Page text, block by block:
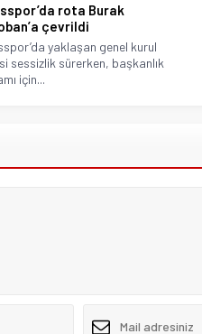
rota Burak
çevrildi
yaklaşan genel kurul
sessizlik sürerken, başkanlık
için...